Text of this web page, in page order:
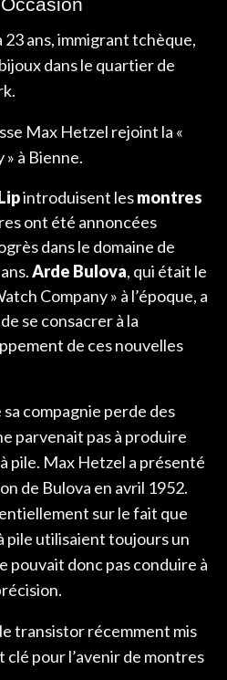
23 ans, immigrant tchèque,
dans le quartier de
Max Hetzel rejoint la «
à Bienne.
introduisent lesmontres
ont été annoncées
dans le domaine de
Arde Bulova, qui était le
Company » à l’époque, a
se consacrer à la
de ces nouvelles
compagnie perde des
parvenait pas à produire
pile. Max Hetzel a présenté
de Bulova en avril 1952.
sur le fait que
pile utilisaient toujours un
pouvait donc pas conduire à
transistor récemment mis
clé pour l’avenir de montres